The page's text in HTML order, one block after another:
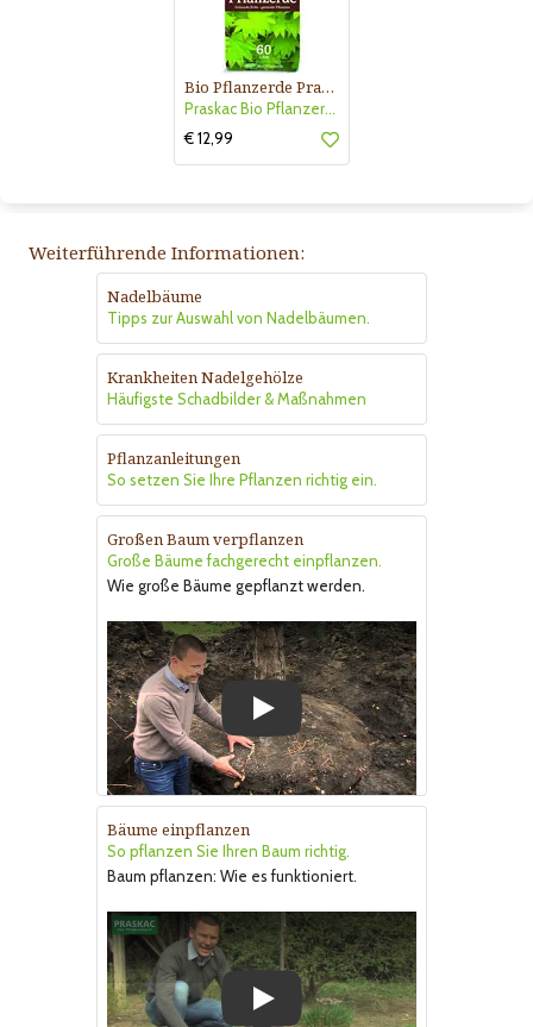
Bio Pflanzerde Praskac
Praskac Bio Pflanzerde
€ 12,99
Weiterführende Informationen:
Nadelbäume
Tipps zur Auswahl von Nadelbäumen.
Krankheiten Nadelgehölze
Häufigste Schadbilder & Maßnahmen
Pflanzanleitungen
So setzen Sie Ihre Pflanzen richtig ein.
Großen Baum verpflanzen
Große Bäume fachgerecht einpflanzen.
Wie große Bäume gepflanzt werden.
Play
Bäume einpflanzen
So pflanzen Sie Ihren Baum richtig.
Baum pflanzen: Wie es funktioniert.
Play